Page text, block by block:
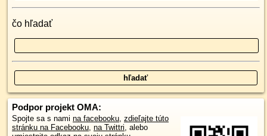
čo hľadať
Podpor projekt OMA:
Spojte sa s nami na facebooku, zdieľajte túto
stránku na Facebooku, na Twittri, alebo